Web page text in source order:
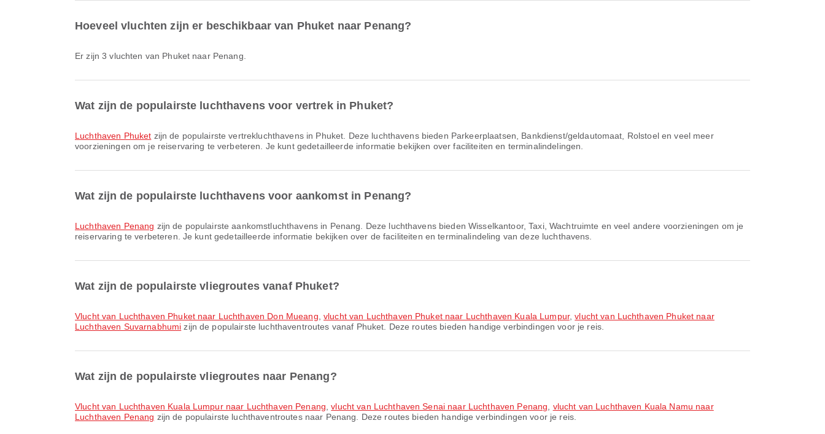
Hoeveel vluchten zijn er beschikbaar van Phuket naar Penang?
Er zijn 3 vluchten van Phuket naar Penang.
Wat zijn de populairste luchthavens voor vertrek in Phuket?
Luchthaven Phuket zijn de populairste vertrek­lucht­havens in Phuket. Deze luchthavens bieden Parkeerplaatsen, Bankdienst/geldautomaat, Rolstoel en veel meer
voorzieningen om je reiservaring te verbeteren. Je kunt gedetailleerde informatie bekijken over faciliteiten en terminalindelingen.
Wat zijn de populairste luchthavens voor aankomst in Penang?
Luchthaven Penang zijn de populairste aankomstluchthavens in Penang. Deze luchthavens bieden Wisselkantoor, Taxi, Wachtruimte en veel andere voorzieningen om je
reiservaring te verbeteren. Je kunt gedetailleerde informatie bekijken over de faciliteiten en terminalindeling van deze luchthavens.
Wat zijn de populairste vliegroutes vanaf Phuket?
vlucht van Luchthaven Phuket naar Luchthaven Don Mueang vlucht van Luchthaven Phuket naar Luchthaven Kuala Lumpur,vlucht van Luchthaven Phuket naar
Luchthaven Suvarnabhumi zijn de populairste luchthaventroutes vanaf Phuket. Deze routes bieden handige verbindingen voor je reis.
Wat zijn de populairste vliegroutes naar Penang?
vlucht van Luchthaven Kuala Lumpur naar Luchthaven Penang ,vlucht van Luchthaven Senai naar Luchthaven Penang
vlucht van Luchthaven Kuala Namu naar
Luchthaven Penang zijn de populairste luchthaventroutes naar Penang. Deze routes bieden handige verbindingen voor je reis.